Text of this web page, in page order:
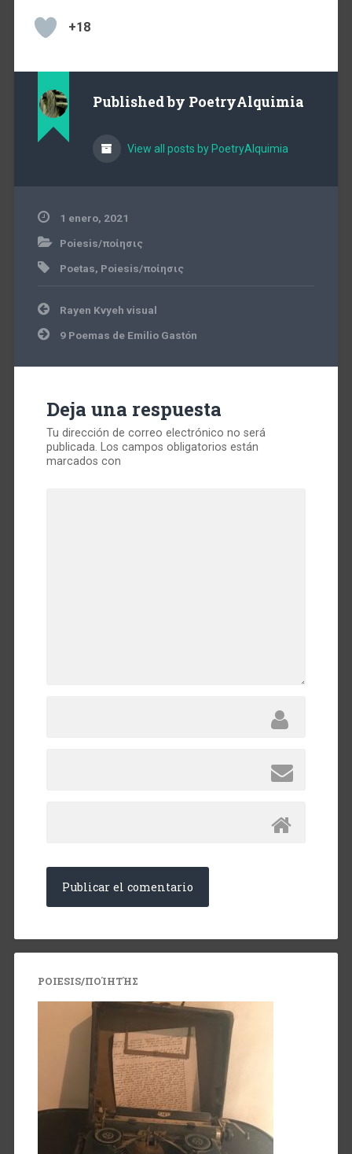
+18
Published by PoetryAlquimia
View all posts by PoetryAlquimia
1 enero, 2021
Poiesis/ποίησις
Poetas, Poiesis/ποίησις
Navegación
de
entradas
Rayen Kvyeh visual
9 Poemas de Emilio Gastón
Deja una respuesta
Tu dirección de correo electrónico no será
publicada. Los campos obligatorios están
marcados con
POIESIS/ΠΟΊΗΤΉΣ